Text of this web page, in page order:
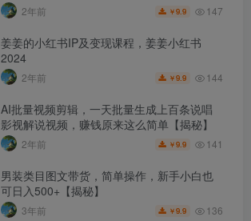
2年前 ￥9.9 147
姜姜的小红书IP及变现课程，姜姜小红书
2024
2年前 ￥9.9 144
AI批量视频剪辑，一天批量生成上百条说唱
影视解说视频，赚钱原来这么简单【揭秘】
2年前 ￥9.9 141
男装类目图文带货，简单操作，新手小白也
可日入500+【揭秘】
3年前 ￥9.9 136